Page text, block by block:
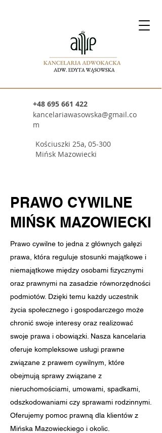
kancelariawasowska@gmail.co
m
+48 695 661 422
Kościuszki 25a, 05-300
Mińsk Mazowiecki
PRAWO CYWILNE
MIŃSK MAZOWIECKI
Prawo cywilne to jedna z głównych gałęzi
prawa, która reguluje stosunki majątkowe i
niemajątkowe między osobami fizycznymi
oraz prawnymi na zasadzie równorzędności
podmiotów. Dzięki temu każdy uczestnik
życia społecznego i gospodarczego może
chronić swoje interesy oraz realizować
swoje prawa i obowiązki. Nasza kancelaria
oferuje kompleksowe usługi prawne
związane z prawem cywilnym, które
obejmują sprawy związane z
nieruchomościami, umowami, spadkami,
odszkodowaniami czy sprawami rodzinnymi.
Oferujemy pomoc prawną dla klientów z
Mińska Mazowieckiego i okolic.